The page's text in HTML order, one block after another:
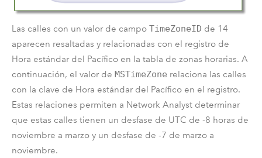
Las calles con un valor de campo TimeZoneID de 14
aparecen resaltadas y relacionadas con el registro de
Hora estándar del Pacífico en la tabla de zonas horarias. A
continuación, el valor de MSTimeZone relaciona las calles
con la clave de Hora estándar del Pacífico en el registro.
Estas relaciones permiten a Network Analystdeterminar
que estas calles tienen un desfase de UTC de -8 horas de
noviembre a marzo y un desfase de -7 de marzo a
noviembre.